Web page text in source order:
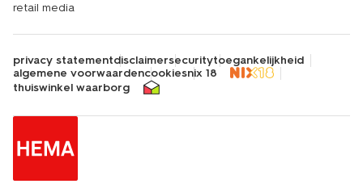
retail media
privacy statementdisclaimersecuritytoegankelijkheid
algemene voorwaardencookiesnix 18
thuiswinkel waarborg